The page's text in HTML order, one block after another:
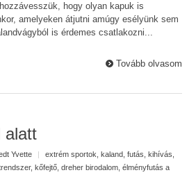
hogy olyan kapuk is
amelyeken átjutni amúgy esélyünk sem
is érdemes csatlakozni...
Tovább olvasom
alatt
Yvette | extrém sportok kaland futás kihívás
, kőfejtő dreher birodalom élményfutás a